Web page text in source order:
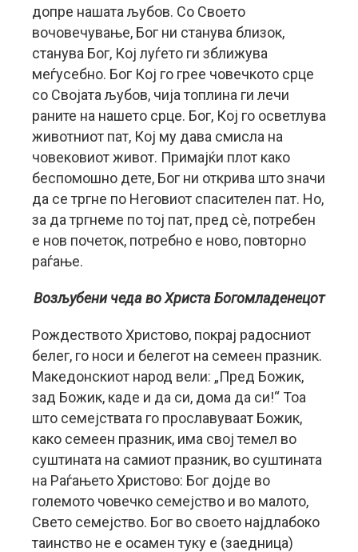
допре нашата љубов. Со Своето
вочовечување, Бог ни станува близок,
станува Бог, Кој луѓето ги зближува
меѓусебно. Бог Кој го грее човечкото срце
со Својата љубов, чија топлина ги лечи
раните на нашето срце. Бог, Кој го осветлува
животниот пат, Кој му дава смисла на
човековиот живот. Примајќи плот како
беспомошно дете, Бог ни открива што значи
да се тргне по Неговиот спасителен пат. Но,
за да тргнеме по тој пат, пред сѐ, потребен
е нов почеток, потребно е ново, повторно
раѓање.
Возљубени чеда во Христа Богомладенецот
Рождеството Христово, покрај радосниот
белег, го носи и белегот на семеен празник.
Македонскиот народ вели: „Пред Божик,
зад Божик, каде и да си, дома да си!“ Тоа
што семејствата го прославуваат Божик,
како семеен празник, има свој темел во
суштината на самиот празник, во суштината
на Раѓањето Христово: Бог дојде во
големото човечко семејство и во малото,
Свето семејство. Бог во своето најдлабоко
таинство не е осамен туку е (заедница)